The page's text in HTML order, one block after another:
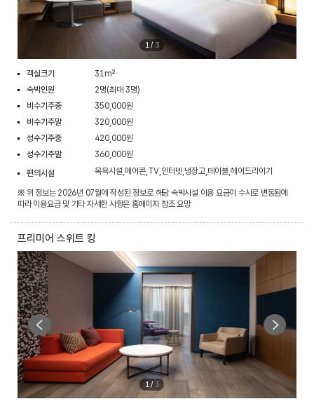
1 / 3
객실크기
31m²
숙박인원
2명(최대 3명)
비수기주중
350,000원
비수기주말
320,000원
성수기주중
420,000원
성수기주말
360,000원
편의시설
목욕시설,에어콘,TV,인터넷,냉장고,테이블,헤어드라이기
※ 위 정보는 2026년 07월에 작성된 정보로 해당 숙박시설 이용 요금이 수시로 변동됨에
따라 이용요금 및 기타 자세한 사항은 홈페이지 참조 요망
프리미어 스위트 킹
1 / 3